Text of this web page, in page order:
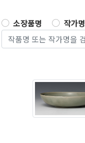
소장품명
작가명